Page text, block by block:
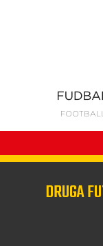
DRUGA